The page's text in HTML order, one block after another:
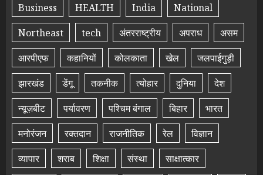
Business HEALTH India
National
Northeast
tech अंतरराष्ट्रीय अपराध
असम
आरपीएफ
कहानियों कोलकाता खेल
जलपाईगुड़ी
झारखंड
डेंगू तकनीक त्योहार दुनिया
देश
न्यूज़बीट
पर्यावरण पश्चिम बंगाल बिहार
भारत
मनोरंजन
रक्तदान राजनीतिक रेल
विज्ञान
व्यापार
शराब शिक्षा संस्था साक्षात्कार